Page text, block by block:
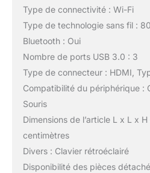
Type de connectivité : Wi-Fi
Type de technologie sans fil :
Bluetooth : Oui
Nombre de ports USB 3.0 : 3
Type de connecteur : HDMI,
Compatibilité du périphérique :
Souris
Dimensions de l’article L x L x
centimètres
Divers : Clavier rétroéclairé
Disponibilité des pièces